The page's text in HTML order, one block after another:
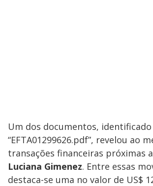
Um dos documentos,
“EFTA01299626.pdf”, revelou ao
transações financeiras próximas
Luciana Gimenez. Entre essas
destaca-se uma no valor de US$